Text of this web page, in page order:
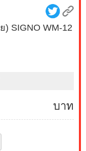
) SIGNO WM-12
บาท